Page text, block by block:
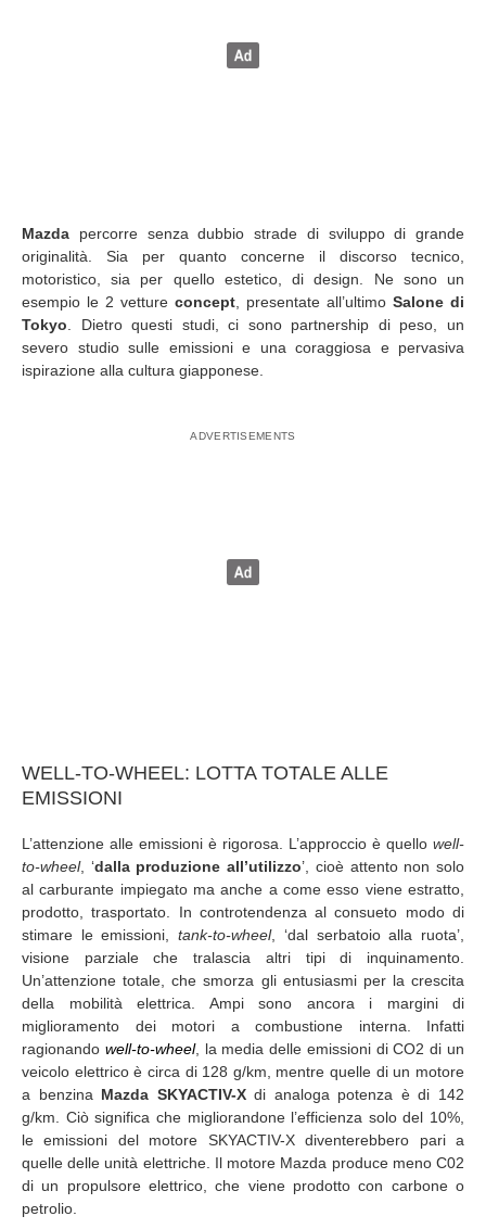
Mazda percorre senza dubbio strade di sviluppo di grande
originalità. Sia per quanto concerne il discorso tecnico,
motoristico, sia per quello estetico, di design. Ne sono un
esempio le 2 vetture concept , presentate all’ultimo Salone di
Tokyo . Dietro questi studi, ci sono partnership di peso, un
severo studio sulle emissioni e una coraggiosa e pervasiva
ispirazione alla cultura giapponese.
WELL-TO-WHEEL: LOTTA TOTALE ALLE
EMISSIONI
L’attenzione alle emissioni è rigorosa. L’approccio è quello well-
to-wheel, ‘dalla produzione all’utilizzo’, cioè attento non solo
al carburante impiegato ma anche a come esso viene estratto,
prodotto, trasportato. In controtendenza al consueto modo di
stimare le emissioni,tank-to-wheel, ‘dal serbatoio alla ruota’,
visione parziale che tralascia altri tipi di inquinamento.
Un’attenzione totale, che smorza gli entusiasmi per la crescita
della mobilità elettrica. Ampi sono ancora i margini di
miglioramento dei motori a combustione interna. Infatti
ragionando well-to-wheel, la media delle emissioni di CO2 di un
veicolo elettrico è circa di 128 g/km, mentre quelle di un motore
a benzina Mazda SKYACTIV-Xdi analoga potenza è di 142
g/km. Ciò significa che migliorandone l’efficienza solo del 10%,
le emissioni del motore SKYACTIV-X diventerebbero pari a
quelle delle unità elettriche. Il motore Mazda produce meno C02
di un propulsore elettrico, che viene prodotto con carbone o
petrolio.